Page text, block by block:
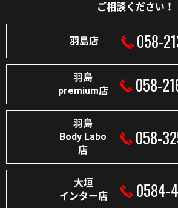
ご相談ください！
羽島店 058-
羽島
premium店
058-
羽島
Body Labo
店
058-
大垣
インター店
0584-